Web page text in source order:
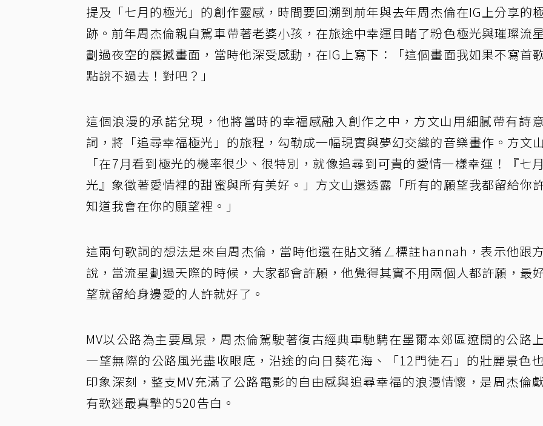
提及「七月的極光」的創作靈感，時間要回溯到前年與去年周杰倫在IG上分享的
跡。前年周杰倫親自駕車帶著老婆小孩，在旅途中幸運目睹了粉色極光與璀璨流
劃過夜空的震撼畫面，當時他深受感動，在IG上寫下：「這個畫面我如果不寫首
點說不過去！對吧？」
這個浪漫的承諾兌現，他將當時的幸福感融入創作之中，方文山用細膩帶有詩
詞，將「追尋幸福極光」的旅程，勾勒成一幅現實與夢幻交織的音樂畫作。方文
「在7月看到極光的機率很少、很特別，就像追尋到可貴的愛情一樣幸運！『七
光』象徵著愛情裡的甜蜜與所有美好。」方文山還透露「所有的願望我都留給你
知道我會在你的願望裡。」
這兩句歌詞的想法是來自周杰倫，當時他還在貼文豬ㄥ標註hannah，表示他跟
說，當流星劃過天際的時候，大家都會許願，他覺得其實不用兩個人都許願，最
望就留給身邊愛的人許就好了。
MV以公路為主要風景，周杰倫駕駛著復古經典車馳騁在墨爾本郊區遼闊的公路
一望無際的公路風光盡收眼底，沿途的向日葵花海、「12門徒石」的壯麗景色
印象深刻，整支MV充滿了公路電影的自由感與追尋幸福的浪漫情懷，是周杰倫
有歌迷最真摯的520告白。